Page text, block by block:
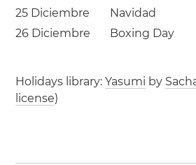
25 Diciembre
Navidad
26 Diciembre
Boxing Day
Holidays library:Yasumi by
license)